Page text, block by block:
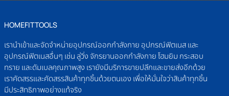
HOMEFITTOOLS
เรานำเข้าและจัดจำหน่ายอุปกรณ์ออกกำลังกาย อุปกรณ์ฟิตเนส และ
อุปกรณ์ฟิตเนสอื่นๆ เช่น ลู่วิ่ง จักรยานออกกำลังกาย โฮมยิม กระสอบ
ทราย และดัมเบลคุณภาพสูง เรายังมีบริการขายปลีกและขายส่งอีกด้วย
เราคัดสรรและคัดสรรสินค้าทุกชิ้นด้วยตนเอง เพื่อให้มั่นใจว่าสินค้าทุกชิ้น
มีประสิทธิภาพอย่างแท้จริง